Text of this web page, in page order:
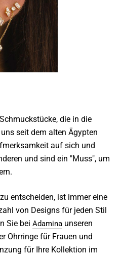
die in die
seit dem alten Ägypten
auf sich und
und sind ein "Muss", um
entscheiden, ist immer eine
von Designs für jeden Stil
Sie bei Adamina unseren
Ohrringe für Frauen und
für Ihre Kollektion im